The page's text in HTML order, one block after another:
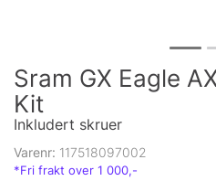
Sram GX Eagle
Kit
Inkludert skruer
Varenr: 117518097002